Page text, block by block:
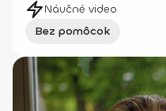
Náučné video
Bez pomôcok